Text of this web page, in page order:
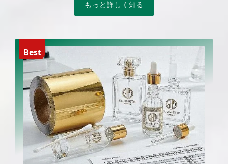
もっと詳しく知る
Best